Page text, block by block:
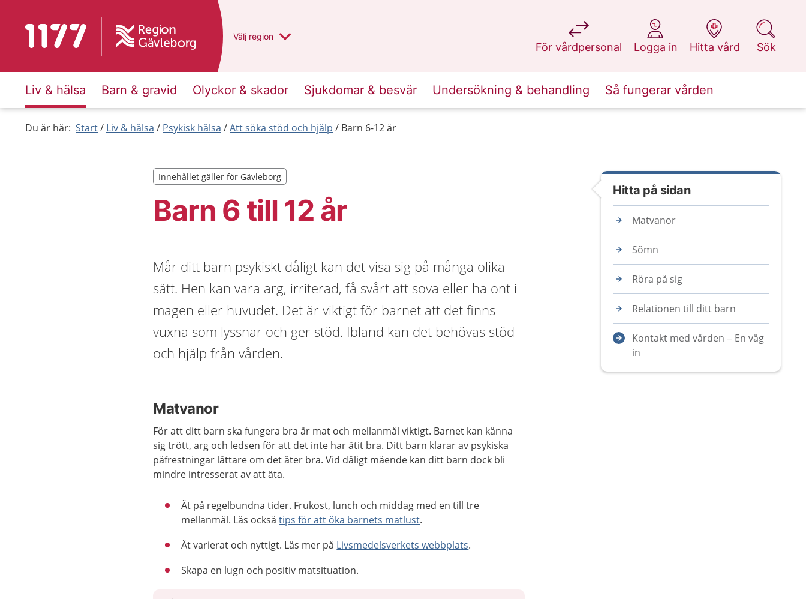
Till startsidan för 1177 Du har valt region
Välj en annan
region
För vårdpersonal
på 1177.se
Logga in
på 1177.se
Hitta vård
på 1177.se
Sök
på 1177.se
Liv & hälsa Barn & gravid Olyckor & skador Sjukdomar & besvär Undersökning & behandling Så fungerar vården
Du är här: Start Liv & hälsa Psykisk hälsa Att söka stöd och hjälp Barn 6-12 år
Barn 6 till 12 år
Innehållet gäller för Gävleborg
Innehållet gäller för Gävleborg
Mår ditt barn psykiskt dåligt kan det visa sig på många olika
sätt. Hen kan vara arg, irriterad, få svårt att sova eller ha ont i
magen eller huvudet. Det är viktigt för barnet att det finns
vuxna som lyssnar och ger stöd. Ibland kan det behövas stöd
och hjälp från vården.
Matvanor
För att ditt barn ska fungera bra är mat och mellanmål viktigt. Barnet kan känna
sig trött, arg och ledsen för att det inte har ätit bra. Ditt barn klarar av psykiska
påfrestningar lättare om det äter bra. Vid dåligt mående kan ditt barn dock bli
mindre intresserat av att äta.
Ät på regelbundna tider. Frukost, lunch och middag med en till tre
mellanmål. Läs ocksåtips för att öka barnets matlust.
Ät varierat och nyttigt. Läs mer på Livsmedelsverkets webbplats.
Skapa en lugn och positiv matsituation.
Hitta på sidan
Matvanor
Sömn
Röra på sig
Relationen till ditt barn
Kontakt med vården – En väg
in